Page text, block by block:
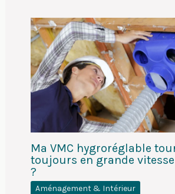
Ma VMC hygroréglable
toujours en grande
?
Aménagement & Intérieur